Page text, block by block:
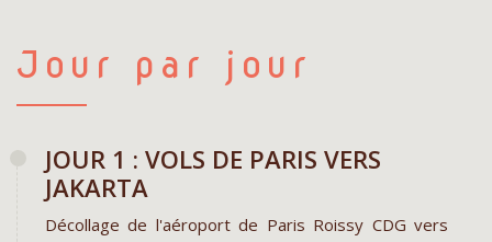
Jour par jour
JOUR 1 : VOLS DE PARIS VERS
JAKARTA
Décollage de l'aéroport de Paris Roissy CDG vers